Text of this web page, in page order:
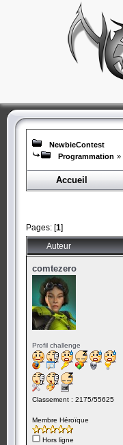
NewbieContest
Programmation »
Accueil
Pages: [1]
Auteur
comtezero
Profil challenge
Classement : 2175/55625
Membre Héroïque
Hors ligne